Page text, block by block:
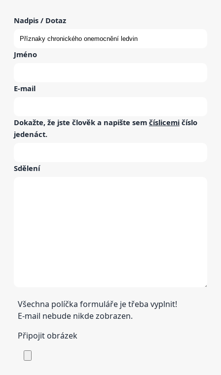
Nadpis / Dotaz
Jméno
E-mail
Dokažte, že jste člověk a napište sem číslicemi číslo
jedenáct.
Sdělení
Všechna políčka formuláře je třeba vyplnit!
E-mail nebude nikde zobrazen.
Připojit obrázek